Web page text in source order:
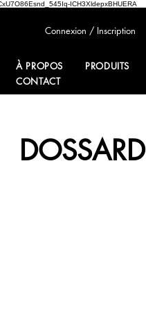
ICH3XldepxBHUERA
Connexion / Inscription
À PROPOS PRODUITS
CONTACT
DOSSARD